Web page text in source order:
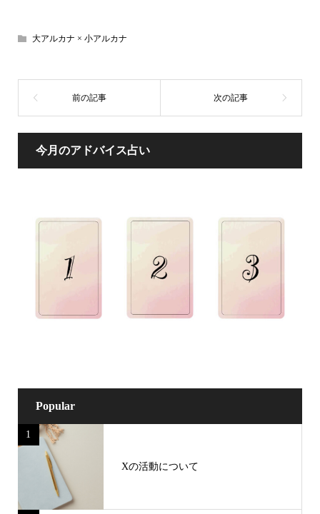
大アルカナ × 小アルカナ
今月のアドバイス占い
Popular
1
Xの活動について